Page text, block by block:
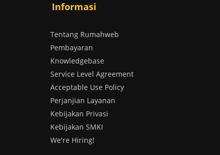
Informasi
Tentang Rumahweb
Pembayaran
Knowledgebase
Service Level Agreement
Acceptable Use Policy
Perjanjian Layanan
Kebijakan Privasi
Kebijakan SMKI
We're Hiring!